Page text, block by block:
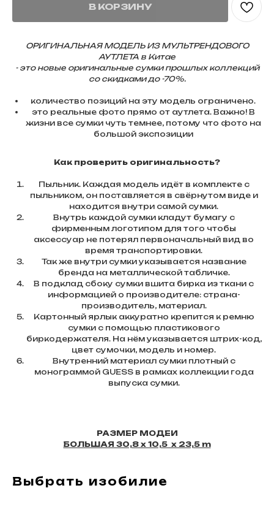
В КОРЗИНУ
ОРИГИНАЛЬНАЯ МОДЕЛЬ ИЗ МУЛЬТРЕНДОВОГО
АУТЛЕТА в Китае
- это новые оригинальные сумки прошлых коллекций
со скидками до -70%.
количество позиций на эту модель ограничено.
это реальные фото прямо от аутлета. Важно! В
жизни все сумки чуть темнее, потому что фото на
большой экспозиции
Как проверить оригинальность?
Пыльник. Каждая модель идёт в комплекте с
пыльником, он поставляется в свёрнутом виде и
находится внутри самой сумки.
Внутрь каждой сумки кладут бумагу с
фирменным логотипом для того чтобы
аксессуар не потерял первоначальный вид во
время транспортировки.
Так же внутри сумки указывается название
бренда на металлической табличке.
В подклад сбоку сумки вшита бирка из ткани с
информацией о производителе: страна-
производитель, материал.
Картонный ярлык аккуратно крепится к ремню
сумки с помощью пластикового
биркодержателя. На нём указывается штрих-код,
цвет сумочки, модель и номер.
Внутренний материал сумки плотный с
монограммой GUESS в рамках коллекции года
выпуска сумки.
РАЗМЕР МОДЕИ
БОЛЬШАЯ 30,8 х 10,5 х 23,5 m
Выбрать изобилие